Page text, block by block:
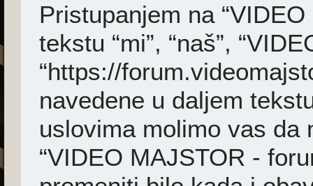
Pristupanjem na
tekstu “mi”, “naš”,
“https://
navedene u daljem
uslovima molimo vas da
“VIDEO MAJSTOR -